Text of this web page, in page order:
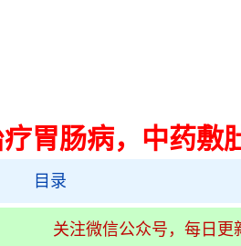
胃肠病，中药敷
目录
关注微信公众号，每日更